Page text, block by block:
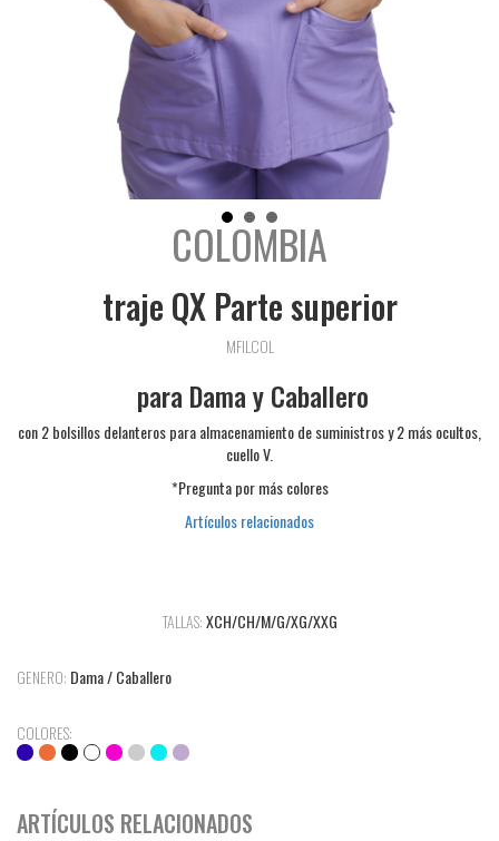
COLOMBIA
traje QX Parte superior
MFILCOL
para Dama y Caballero
con 2 bolsillos delanteros para almacenamiento de suministros y 2 más ocultos,
cuello V.
*Pregunta por más colores
Artículos relacionados
TALLAS:XCH/CH/M/G/XG/XXG
GENERO: Dama / Caballero
COLORES:
ARTÍCULOS RELACIONADOS